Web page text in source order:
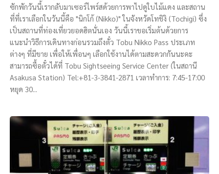
ซักพักวันนี้เรากลับมาเซอร์ไพร์สด้วยการพาไปดูใบไม้แดง และสถาน
ที่ที่เราเลือกในวันนี้คือ "นิกโก้ (Nikko)" ในจังหวัดโทชิงิ (Tochigi) ซึ่ง
เป็นสถานที่ท่องเที่ยวยอดฮิตนั่นเอง วันนี้เราขอเริ่มต้นด้วยการ
แนะนำวิธีการเดินทางก่อนรวมถึงตั๋ว Tobu Nikko Pass ประเภท
ต่างๆ ที่มีขาย เพื่อให้เพื่อนๆ เลือกใช้งานได้ตามสะดวกกันนะคะ
สามารถซื้อตั๋วได้ที่ Tobu Sightseeing Service Center (ในสถานี
Asakusa Station) Tel:+81-3-3841-2871 เวลาทำการ: 7:45-17:00
หยุด 30...